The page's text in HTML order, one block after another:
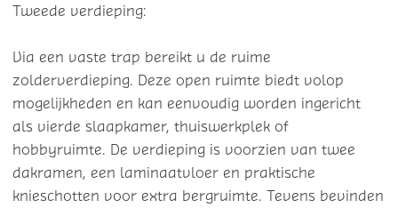
Tweede verdieping:
Via een vaste trap bereikt u de ruime
zolderverdieping. Deze open ruimte biedt volop
mogelijkheden en kan eenvoudig worden ingericht
als vierde slaapkamer, thuiswerkplek of
hobbyruimte. De verdieping is voorzien van twee
dakramen, een laminaatvloer en praktische
knieschotten voor extra bergruimte. Tevens bevinden